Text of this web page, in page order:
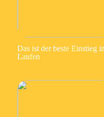
Das ist der beste Einstieg
Laufen